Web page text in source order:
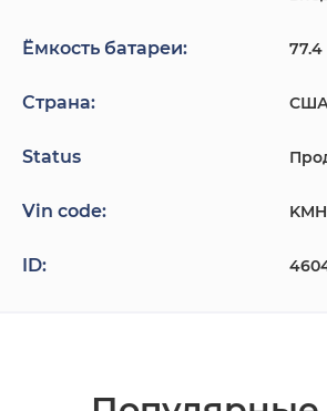
Ёмкость батареи: 77.4
Страна:
Status
Vin code:
ID: